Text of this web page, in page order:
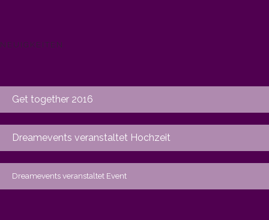
NEUIGKEITEN
Get together 2016
Dreamevents veranstaltet Hochzeit
Dreamevents veranstaltet Event